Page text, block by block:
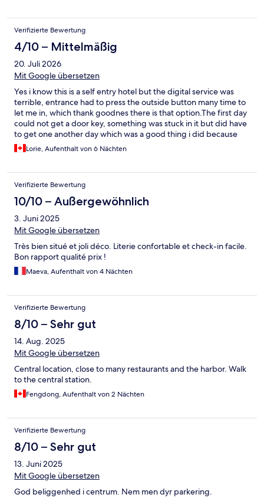
Verifizierte Bewertung
4/10 – Mittelmäßig
20. Juli 2026
Mit Google übersetzen
Yes i know this is a self entry hotel but the digital service was
terrible, entrance had to press the outside button many time to
let me in, which thank goodnes there is that option.The first day
could not get a door key, something was stuck in it but did have
to get one another day which was a good thing i did because
the digital phone key also quit working for my bedroom and had
to use the physical card for the last 3 days. My lite in the ceiling
the next 4 days, there has to be a short in that lite socket, i hope
it is not a signal of a fire alert. I was able to connect with cleaning
ladies to get extra sugar for my tea and another toilet roll but
they did not understand english. It is very nosy on a busy street
so no sleep, is close to mall and old town and the water front
and library.
Lorie, Aufenthalt von 6 Nächten
Verifizierte Bewertung
10/10 – Außergewöhnlich
3. Juni 2025
Mit Google übersetzen
Très bien situé et joli déco. Literie confortable et check-in facile.
Bon rapport qualité prix !
Maeva, Aufenthalt von 4 Nächten
Verifizierte Bewertung
8/10 – Sehr gut
14. Aug. 2025
Mit Google übersetzen
Central location, close to many restaurants and the harbor. Walk
to the central station.
Fengdong, Aufenthalt von 2 Nächten
Verifizierte Bewertung
8/10 – Sehr gut
13. Juni 2025
Mit Google übersetzen
God beliggenhed i centrum. Nem men dyr parkering.